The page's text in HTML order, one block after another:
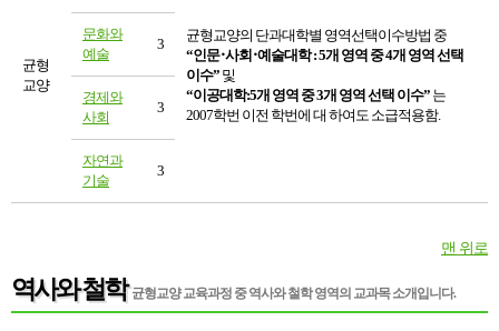
균형
교양
균형교양의 단과대학별 영역선택이수방법 중
“인문･사회･예술대학 : 5개 영역 중 4개 영역 선택
이수” 및
“이공대학:5개 영역 중 3개 영역 선택 이수” 는
2007학번 이전 학번에 대 하여도 소급적용함.
문화와
예술
3
경제와
사회
3
자연과
기술
3
맨 위로
역사와 철학 균형교양 교육과정 중역사와 철학 영역의 교과목 소개입니다.